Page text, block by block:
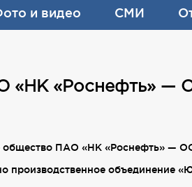
и видео СМИ
«НК «Роснефть» —
ПАО «НК «Роснефть» —
производственное объединение